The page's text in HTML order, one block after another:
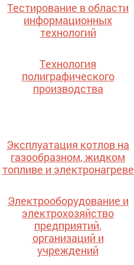
Тестирование в области
информационных
технологий
Технология
полиграфического
производства
Эксплуатация котлов на
газообразном, жидком
топливе и электронагреве
Электрооборудование и
электрохозяйство
предприятий,
организаций и
учреждений